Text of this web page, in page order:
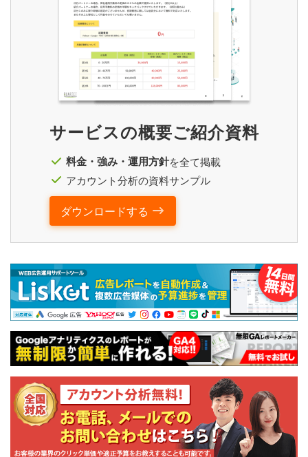
サービスの概要ご紹介資料
料金・強み・運用方針を全て掲載
アカウント分析の資料サンプル
ダウンロードする